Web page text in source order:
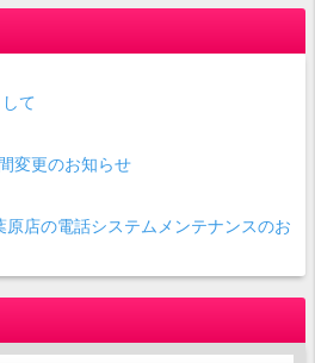
て
変更のお知らせ
店の電話システムメンテナンスのお